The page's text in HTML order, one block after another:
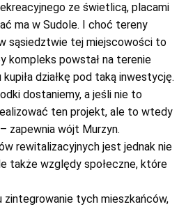
ze świetlicą, placami
ma w Sudole. I choć tereny
sąsiedztwie tej miejscowości to
kompleks powstał na terenie
kupiła działkę pod taką inwestycję.
dostaniemy, a jeśli nie to
ten projekt, ale to wtedy
zapewnia wójt Murzyn.
rewitalizacyjnych jest jednak nie
także względy społeczne, które
zintegrowanie tych mieszkańców,